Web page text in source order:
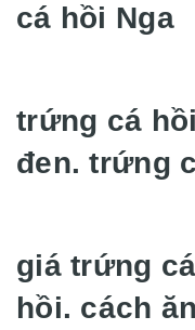
cá hồi Nga
trứng cá
đen. trứng
giá trứng
hồi. cách